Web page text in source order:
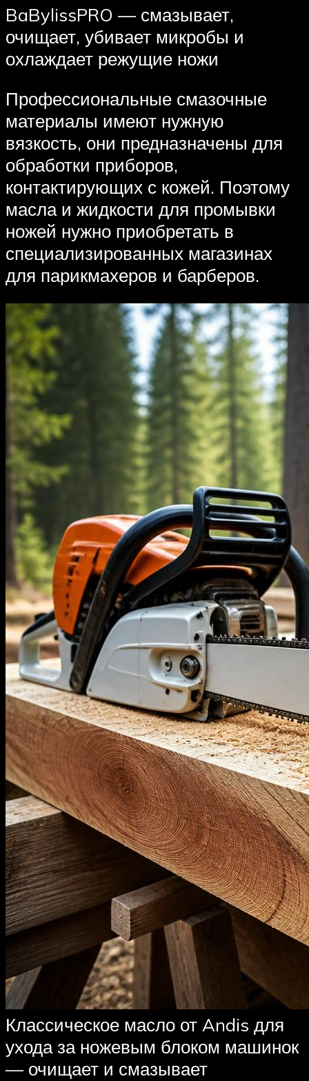
BaBylissPRO — смазывает,
очищает, убивает микробы и
охлаждает режущие ножи
Профессиональные смазочные
материалы имеют нужную
вязкость, они предназначены для
обработки приборов,
контактирующих с кожей. Поэтому
масла и жидкости для промывки
ножей нужно приобретать в
специализированных магазинах
для парикмахеров и барберов.
Классическое масло от Andis для
ухода за ножевым блоком машинок
— очищает и смазывает